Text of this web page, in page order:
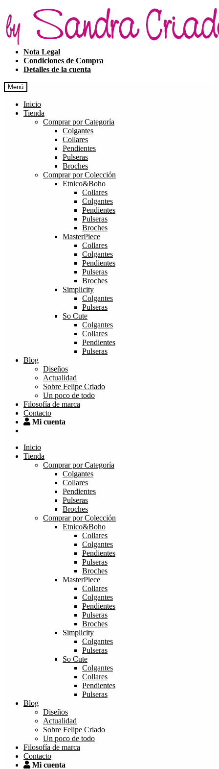
la
navegación
al
contenido
Nota Legal
Condiciones de Compra
Detalles de la cuenta
Menú
Inicio
Tienda
Comprar por Categoría
Colgantes
Collares
Pendientes
Pulseras
Broches
Comprar por Colección
Etnico&Boho
Collares
Colgantes
Pendientes
Pulseras
Broches
MasterPiece
Collares
Colgantes
Pendientes
Pulseras
Broches
Simplicity
Colgantes
Pulseras
So Cute
Colgantes
Collares
Pendientes
Pulseras
Blog
Diseños
Actualidad
Sobre Felipe Criado
Un poco de todo
Filosofía de marca
Contacto
Mi cuenta
Inicio
Tienda
Comprar por Categoría
Colgantes
Collares
Pendientes
Pulseras
Broches
Comprar por Colección
Etnico&Boho
Collares
Colgantes
Pendientes
Pulseras
Broches
MasterPiece
Collares
Colgantes
Pendientes
Pulseras
Broches
Simplicity
Colgantes
Pulseras
So Cute
Colgantes
Collares
Pendientes
Pulseras
Blog
Diseños
Actualidad
Sobre Felipe Criado
Un poco de todo
Filosofía de marca
Contacto
Mi cuenta